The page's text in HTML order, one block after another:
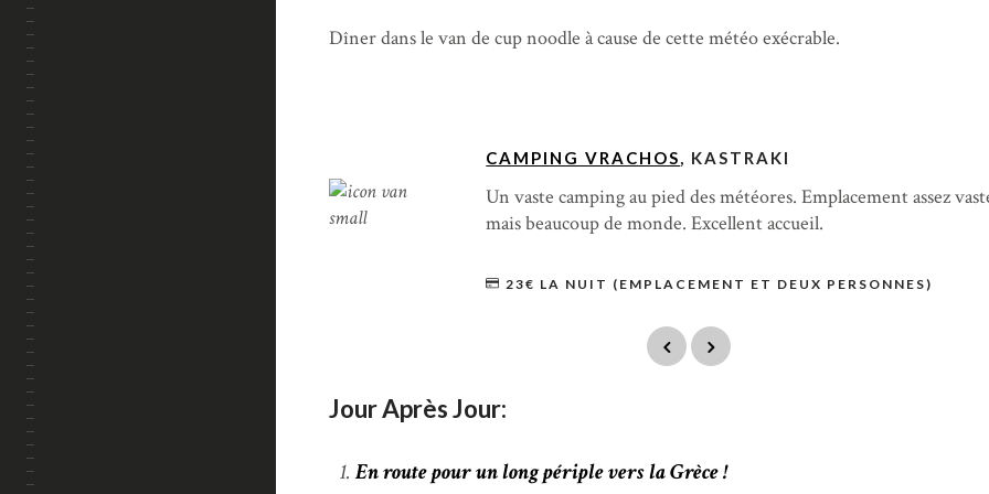
Dîner dans le van de cup noodle à cause de cette météo exécrable.
CAMPING VRACHOS, KASTRAKI
Un vaste camping au pied des météores. Emplacement assez
mais beaucoup de monde. Excellent accueil.
23€ LA NUIT (EMPLACEMENT ET DEUX PERSONNES)
Jour Après Jour:
En route pour un long périple vers la Grèce !